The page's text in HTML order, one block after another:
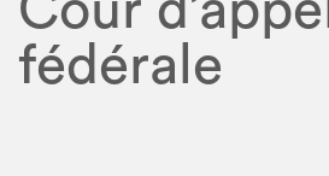
fédérale